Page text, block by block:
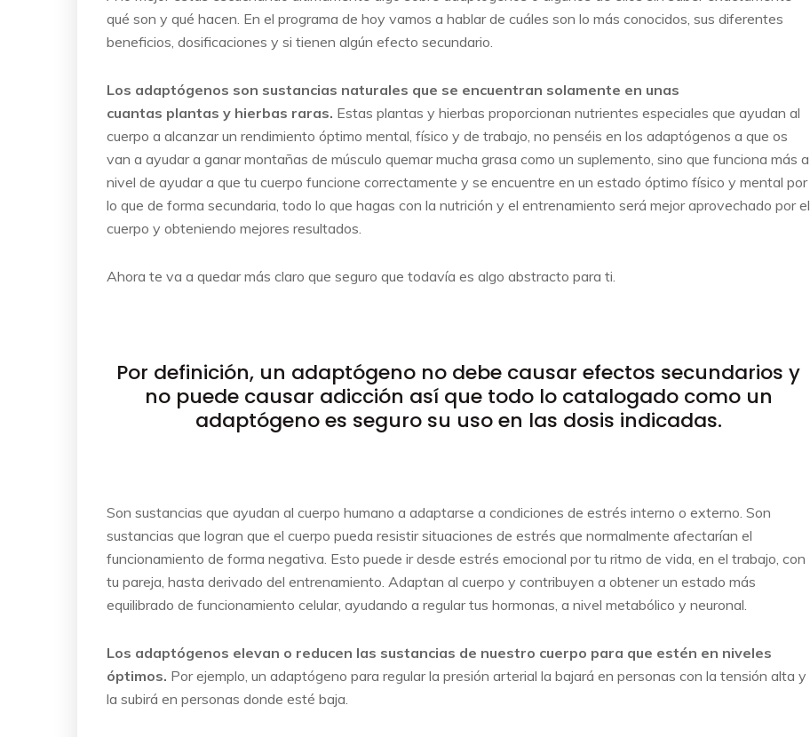
qué son y qué hacen. En el programa de hoy vamos a hablar de cuáles son lo más conocidos, sus diferentes
beneficios, dosificaciones y si tienen algún efecto secundario.
Los adaptógenos son sustancias naturales que se encuentran solamente en unas
cuantas plantas y hierbas raras. Estas plantas y hierbas proporcionan nutrientes especiales que ayudan al
cuerpo a alcanzar un rendimiento óptimo mental, físico y de trabajo, no penséis en los adaptógenos a que os
van a ayudar a ganar montañas de músculo quemar mucha grasa como un suplemento, sino que funciona más a
nivel de ayudar a que tu cuerpo funcione correctamente y se encuentre en un estado óptimo físico y mental por
lo que de forma secundaria, todo lo que hagas con la nutrición y el entrenamiento será mejor aprovechado por el
cuerpo y obteniendo mejores resultados.
Ahora te va a quedar más claro que seguro que todavía es algo abstracto para ti.
Por definición, un adaptógeno no debe causar efectos secundarios y
no puede causar adicción así que todo lo catalogado como un
adaptógeno es seguro su uso en las dosis indicadas.
Son sustancias que ayudan al cuerpo humano a adaptarse a condiciones de estrés interno o externo. Son
sustancias que logran que el cuerpo pueda resistir situaciones de estrés que normalmente afectarían el
funcionamiento de forma negativa. Esto puede ir desde estrés emocional por tu ritmo de vida, en el trabajo, con
tu pareja, hasta derivado del entrenamiento. Adaptan al cuerpo y contribuyen a obtener un estado más
equilibrado de funcionamiento celular, ayudando a regular tus hormonas, a nivel metabólico y neuronal.
Los adaptógenos elevan o reducen las sustancias de nuestro cuerpo para que estén en niveles
óptimos. Por ejemplo, un adaptógeno para regular la presión arterial la bajará en personas con la tensión alta y
la subirá en personas donde esté baja.